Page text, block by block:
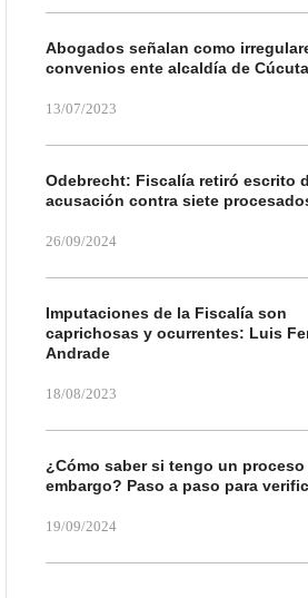
Abogados señalan como
convenios ente alcaldía de
13/07/2023
Odebrecht: Fiscalía retiró escrito
acusación contra siete
26/09/2024
Imputaciones de la Fiscalía son
caprichosas y ocurrentes: Luis
Andrade
18/08/2023
¿Cómo saber si tengo un proceso
embargo? Paso a paso para
19/09/2024